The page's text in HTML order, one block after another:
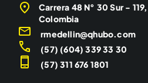
Carrera 48 N° 30 Sur -
Colombia
rmedellin@qhubo.com
(57) (604) 339 33 30
(57) 311 676 1801